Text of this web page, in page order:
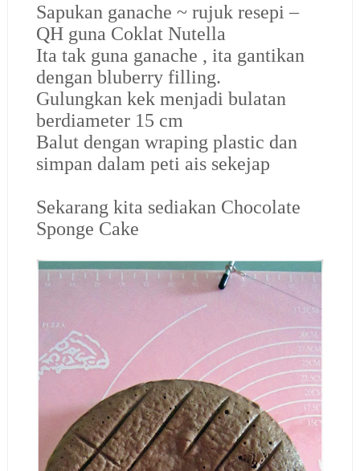
Sapukan ganache ~ rujuk resepi –
QH guna Coklat Nutella
Ita tak guna ganache , ita gantikan
dengan bluberry filling.
Gulungkan kek menjadi bulatan
berdiameter 15 cm
Balut dengan wraping plastic dan
simpan dalam peti ais sekejap
Sekarang kita sediakan Chocolate
Sponge Cake